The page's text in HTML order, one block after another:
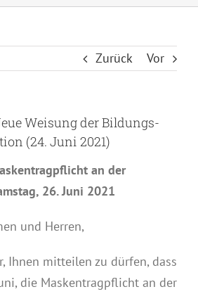
Zurück Vor
Weisung der Bildungs-
(24. Juni 2021)
an der
26. Juni 2021
und Herren,
Ihnen mitteilen zu dürfen, dass
die Maskentragpflicht an der